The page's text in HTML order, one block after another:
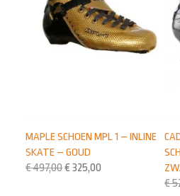
€
MAPLE SCHOEN MPL 1 – INLINE
SKATE – GOUD
€497,00€ 325,00